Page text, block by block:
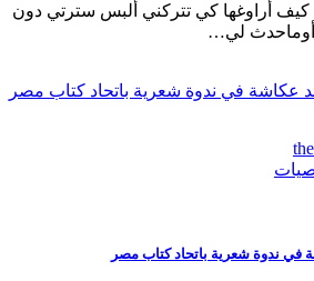
كيف أراوغها كي تتركني ألبس سترتي دون
أوماحدث لي…
في ندوة شعرية باتحاد كتاب مصر